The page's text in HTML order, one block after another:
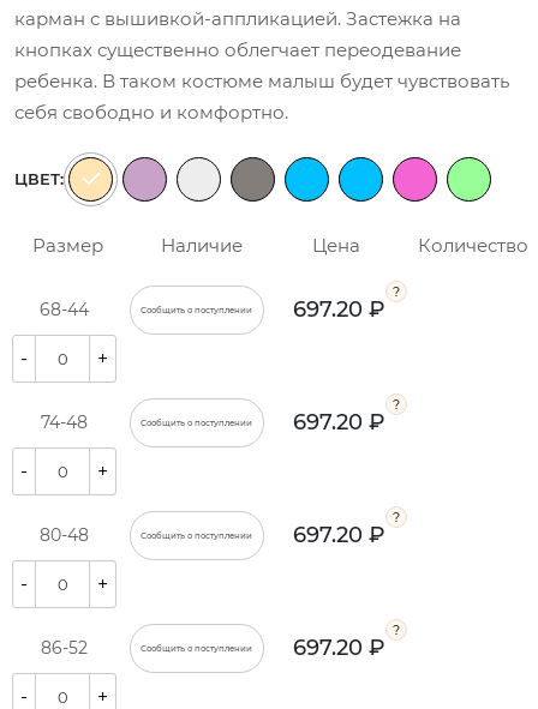
карман с вышивкой-аппликацией. Застежка на
кнопках существенно облегчает переодевание
ребенка. В таком костюме малыш будет чувствовать
себя свободно и комфортно.
ЦВЕТ:
Размер Наличие Цена Количество
68-44 Сообщить о поступлении 697.20 ₽
- +
74-48 Сообщить о поступлении 697.20 ₽
- +
80-48 Сообщить о поступлении 697.20 ₽
- +
86-52 Сообщить о поступлении 697.20 ₽
- +